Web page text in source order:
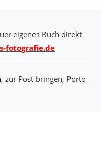
eigenes Buch direkt
fotografie.de
zur Post bringen, Porto